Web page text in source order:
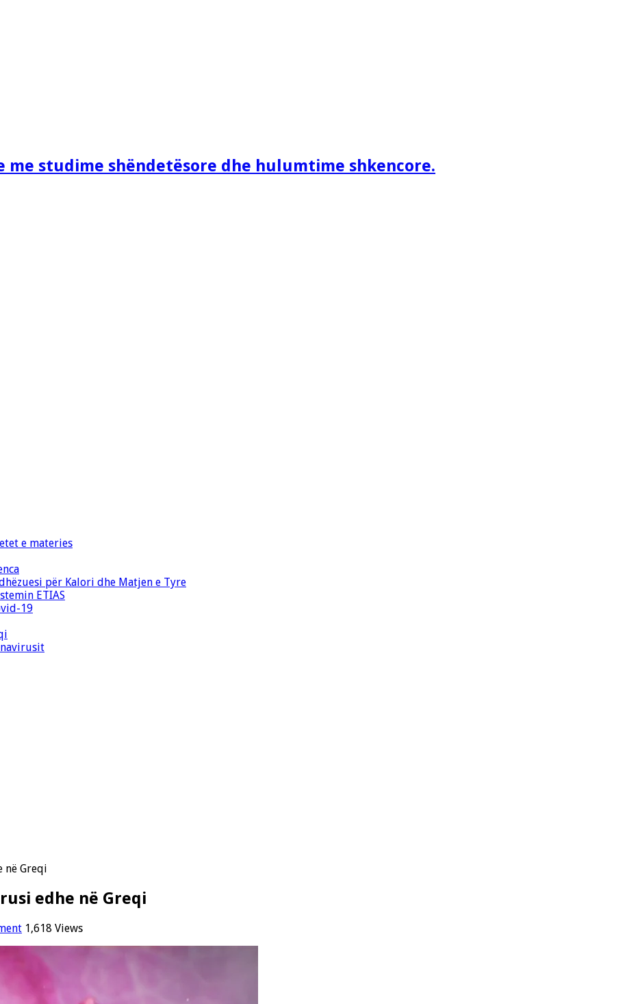
me studime shëndetësore dhe hulumtime shkencore.
e materies
për Kalori dhe Matjen e Tyre
ETIAS
19
në Greqi
edhe në Greqi
1,618 Views